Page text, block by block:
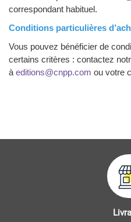
correspondant habituel.
Conditions particulières
Vous pouvez bénéficier de
certains critères : contactez
à editions@cnpp.com ou votre